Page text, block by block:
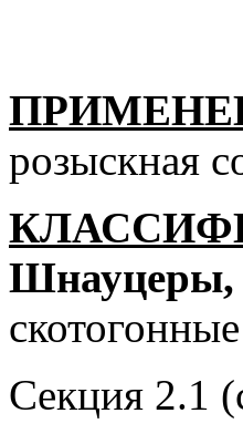
розыскная
Шнауцеры,
Секция 2.1